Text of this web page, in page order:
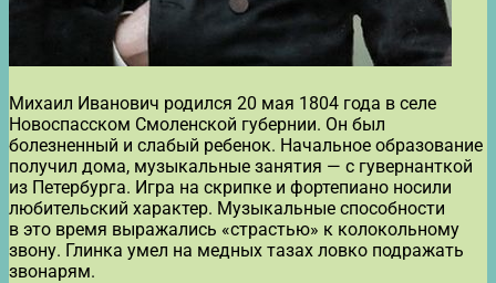
Михаил Иванович родился 20 мая 1804 года в селе
Новоспасском Смоленской губернии. Он был
болезненный и слабый ребенок. Начальное образование
получил дома, музыкальные занятия — с гувернанткой
из Петербурга. Игра на скрипке и фортепиано носили
любительский характер. Музыкальные способности
в это время выражались «страстью» к колокольному
звону. Глинка умел на медных тазах ловко подражать
звонарям.